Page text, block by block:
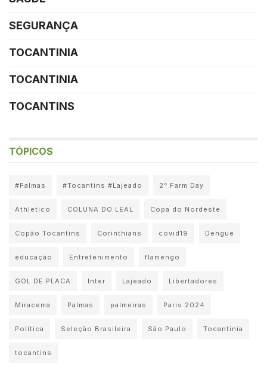
SEGURANÇA
TOCANTINIA
TOCANTINIA
TOCANTINS
TÓPICOS
#Palmas #Tocantins #Lajeado 2° Farm Day
Athletico COLUNA DO LEAL Copa do Nordeste
Copão Tocantins Corinthians covid19 Dengue
educação Entretenimento flamengo
GOL DE PLACA Inter Lajeado Libertadores
Miracema Palmas palmeiras Paris 2024
Política Seleção Brasileira São Paulo Tocantinia
tocantins